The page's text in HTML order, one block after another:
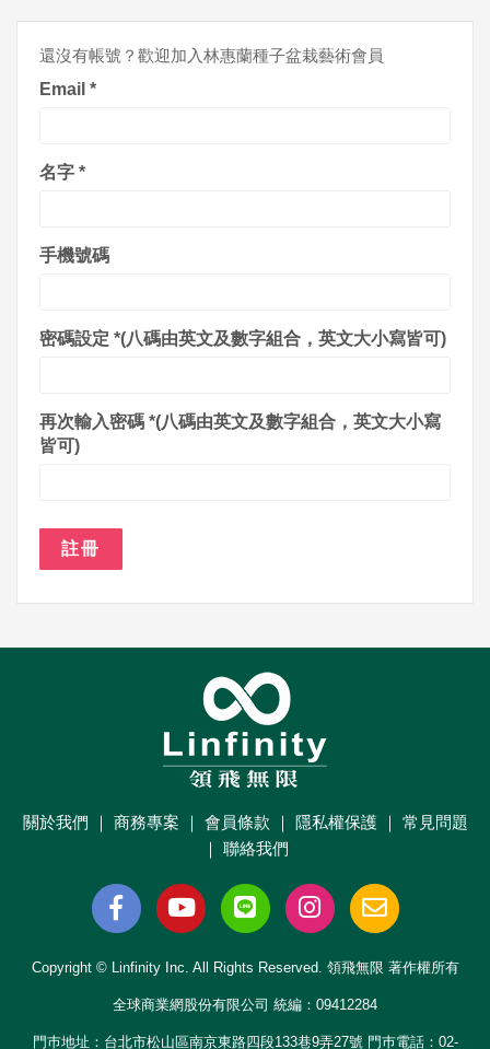
還沒有帳號？歡迎加入林惠蘭種子盆栽藝術會員
Email *
名字 *
手機號碼
密碼設定 *(八碼由英文及數字組合，英文大小寫皆可)
再次輸入密碼 *(八碼由英文及數字組合，英文大小寫
皆可)
註冊
關於我們 ｜ 商務專案 ｜ 會員條款 ｜ 隱私權保護｜ 常見問題
｜ 聯絡我們
Copyright © Linfinity Inc. All Rights Reserved. 領飛無限 著作權所有
全球商業網股份有限公司 統編：09412284
門巿地址：台北市松山區南京東路四段133巷9弄27號 門巿電話：02-